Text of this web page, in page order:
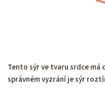
Tento sýr ve tvaru srdce
správném vyzrání je sýr